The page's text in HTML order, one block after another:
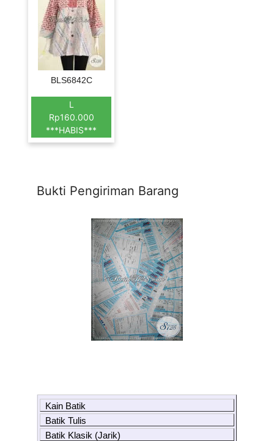
BLS6842C
L
Rp160.000
***HABIS***
Bukti Pengiriman Barang
Kain Batik
Batik Tulis
Batik Klasik (Jarik)